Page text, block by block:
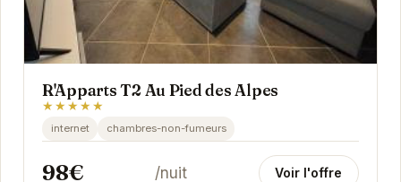
R'Apparts T2 Au Pied des Alpes
★★★★★
internet chambres-non-fumeurs
98€ /nuit Voir l'offre